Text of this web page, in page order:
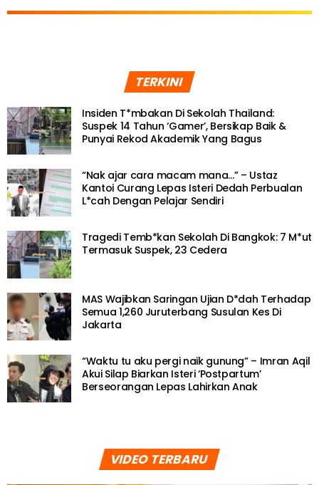
TERKINI
Insiden T*mbakan Di Sekolah Thailand:
Suspek 14 Tahun ‘Gamer’, Bersikap Baik &
Punyai Rekod Akademik Yang Bagus
“Nak ajar cara macam mana…” – Ustaz
Kantoi Curang Lepas Isteri Dedah Perbualan
L*cah Dengan Pelajar Sendiri
Tragedi Temb*kan Sekolah Di Bangkok: 7 M*ut
Termasuk Suspek, 23 Cedera
MAS Wajibkan Saringan Ujian D*dah Terhadap
Semua 1,260 Juruterbang Susulan Kes Di
Jakarta
“Waktu tu aku pergi naik gunung” – Imran Aqil
Akui Silap Biarkan Isteri ‘Postpartum’
Berseorangan Lepas Lahirkan Anak
VIDEO TERBARU